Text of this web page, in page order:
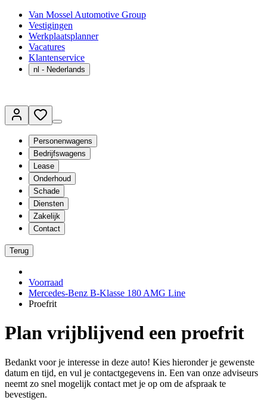
Van Mossel Automotive Group
Vestigingen
Werkplaatsplanner
Vacatures
Klantenservice
nl - Nederlands
Personenwagens
Bedrijfswagens
Lease
Onderhoud
Schade
Diensten
Zakelijk
Contact
Terug
Voorraad
Mercedes-Benz B-Klasse 180 AMG Line
Proefrit
Plan vrijblijvend een proefrit
Bedankt voor je interesse in deze auto! Kies hieronder je gewenste
datum en tijd, en vul je contactgegevens in. Een van onze adviseurs
neemt zo snel mogelijk contact met je op om de afspraak te
bevestigen.